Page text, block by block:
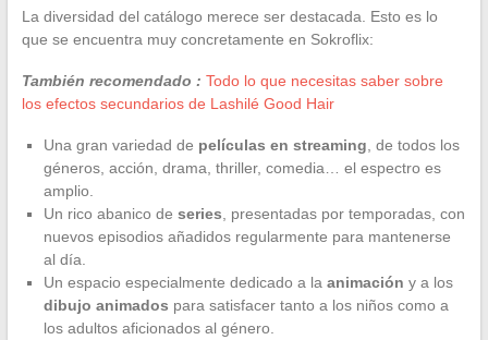
La diversidad del catálogo merece ser destacada. Esto es lo
que se encuentra muy concretamente en Sokroflix:
También recomendado : Todo lo que necesitas saber sobre
los efectos secundarios de Lashilé Good Hair
Una gran variedad de películas en streaming , de todos los
géneros, acción, drama, thriller, comedia… el espectro es
amplio.
Un rico abanico de series , presentadas por temporadas, con
nuevos episodios añadidos regularmente para mantenerse
al día.
Un espacio especialmente dedicado a la animación y a los
dibujo animados para satisfacer tanto a los niños como a
los adultos aficionados al género.